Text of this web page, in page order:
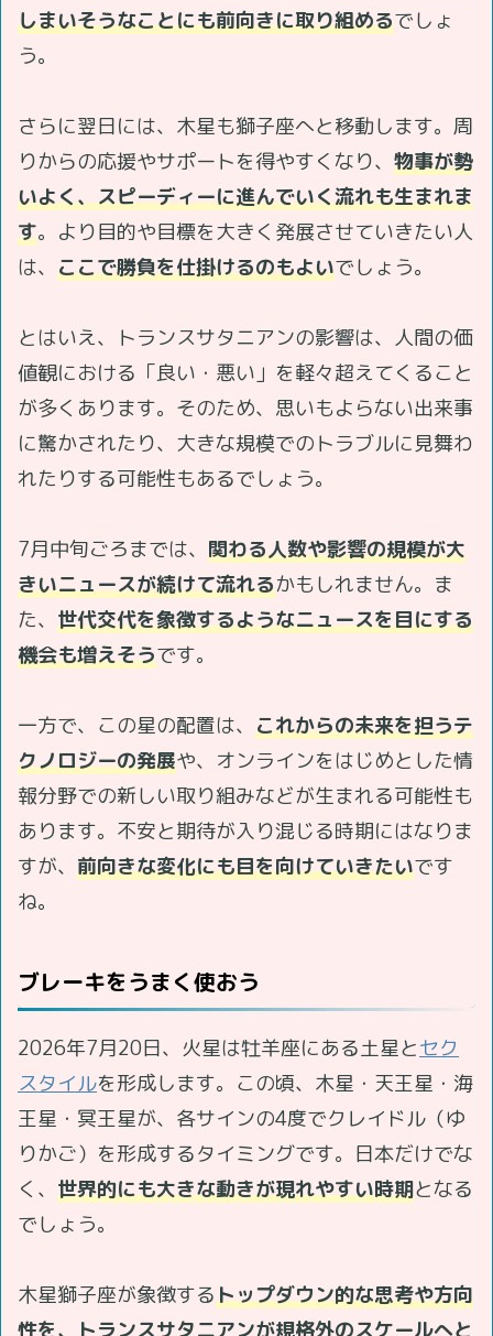
しまいそうなことにも前向きに取り組めるでしょ
う。
さらに翌日には、木星も獅子座へと移動します。周
りからの応援やサポートを得やすくなり、 物事が勢
いよく、スピーディーに進んでいく流れも生まれま
す。より目的や目標を大きく発展させていきたい人
は、 ここで勝負を仕掛けるのもよいでしょう。
とはいえ、トランスサタニアンの影響は、人間の価
値観における「良い・悪い」を軽々超えてくること
が多くあります。そのため、思いもよらない出来事
に驚かされたり、大きな規模でのトラブルに見舞わ
れたりする可能性もあるでしょう。
7月中旬ごろまでは、 関わる人数や影響の規模が大
きいニュースが続けて流れるかもしれません。ま
た、 世代交代を象徴するようなニュースを目にする
機会も増えそうです。
一方で、この星の配置は、 これからの未来を担うテ
クノロジーの発展や、オンラインをはじめとした情
報分野での新しい取り組みなどが生まれる可能性も
あります。不安と期待が入り混じる時期にはなりま
すが、 前向きな変化にも目を向けていきたいです
ね。
ブレーキをうまく使おう
2026年7月20日、火星は牡羊座にある土星とセク
スタイルを形成します。この頃、木星・天王星・海
王星・冥王星が、各サインの4度でクレイドル（ゆ
りかご）を形成するタイミングです。日本だけでな
く、 世界的にも大きな動きが現れやすい時期となる
でしょう。
木星獅子座が象徴するトップダウン的な思考や方向
性を、トランスサタニアンが規格外のスケールへと